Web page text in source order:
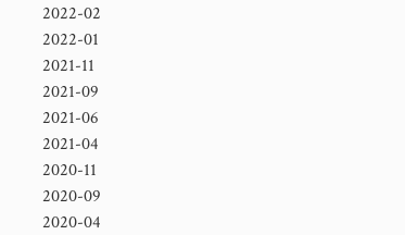
2022-02
2022-01
2021-11
2021-09
2021-06
2021-04
2020-11
2020-09
2020-04